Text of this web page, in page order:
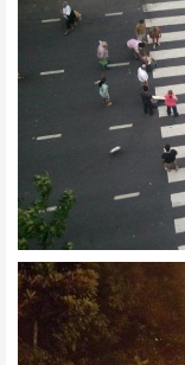
阿根廷首都停